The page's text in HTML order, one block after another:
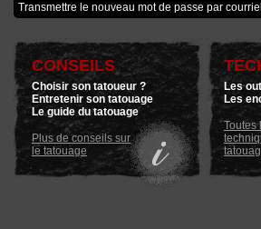
CONSEILS
Choisir son tatoueur ?
Entretenir son tatouage
Le guide du tatouage
Plus de conseils sur
le tatouage
Les
Les
Toutes